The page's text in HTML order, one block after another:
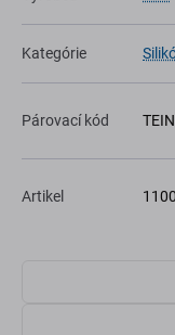
Kategórie
Párovací kód
Artikel